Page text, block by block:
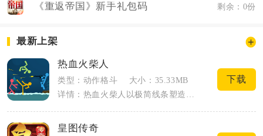
《重返帝国》新手礼包码 剩余：0份
最新上架
热血火柴人
类型：动作格斗
大小：35.33MB
下载
皇图传奇